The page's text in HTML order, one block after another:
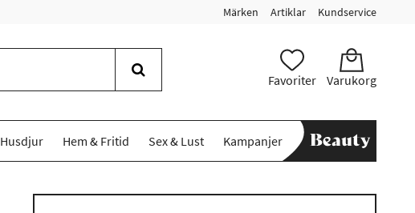
Märken Artiklar Kundservice
Favoriter Varukorg
Husdjur Hem & Fritid Sex & Lust Kampanjer